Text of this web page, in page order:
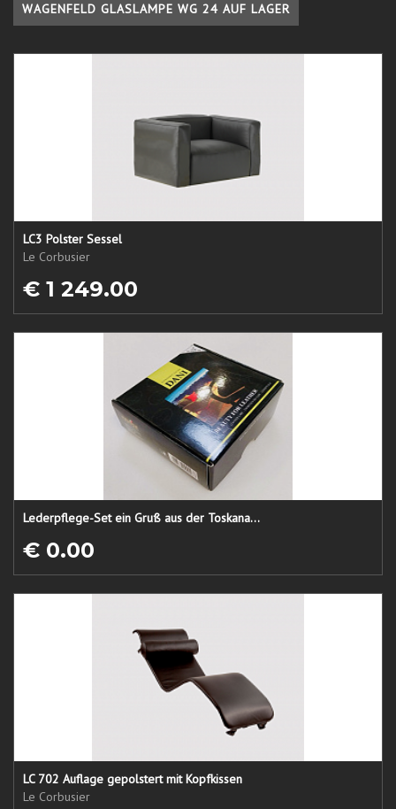
WAGENFELD GLASLAMPE WG 24 AUF LAGER
LC3 Polster Sessel
Le Corbusier
€ 1 249.00
Lederpflege-Set ein Gruß aus der Toskana...
€ 0.00
LC 702 Auflage gepolstert mit Kopfkissen
Le Corbusier